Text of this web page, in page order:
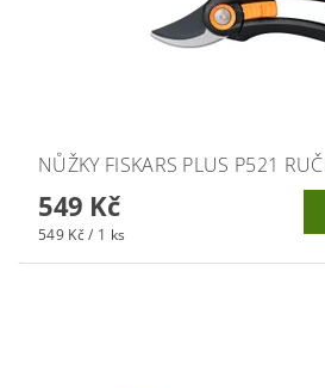
NŮŽKY FISKARS PLUS P521
549 Kč
549 Kč / 1 ks